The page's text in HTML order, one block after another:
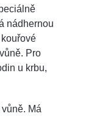
nádhernou
Pro
u krbu,
Má